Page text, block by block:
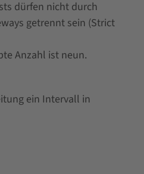
dürfen nicht durch
getrennt sein (Strict
Anzahl ist neun.
ein Intervall in